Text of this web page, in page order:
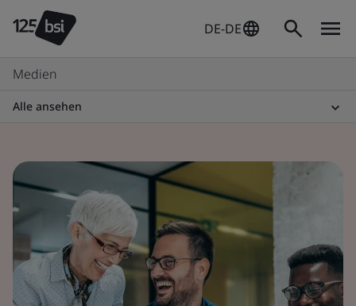
DE-DE
Medien
Alle ansehen